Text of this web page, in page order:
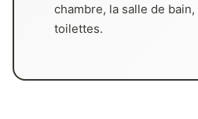
chambre, la salle de
toilettes.